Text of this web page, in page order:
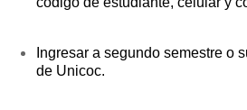
Ingresar a segundo semestre o
de Unicoc.